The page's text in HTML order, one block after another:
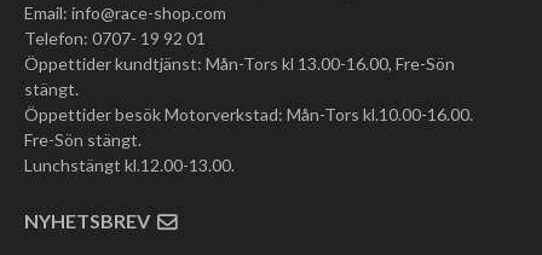
Email: info@race-shop.com
Telefon: 0707- 19 92 01
Öppettider kundtjänst: Mån-Tors kl 13.00-16.00, Fre-Sön
stängt.
Öppettider besök Motorverkstad: Mån-Tors kl.10.00-16.00.
Fre-Sön stängt.
Lunchstängt kl.12.00-13.00.
NYHETSBREV